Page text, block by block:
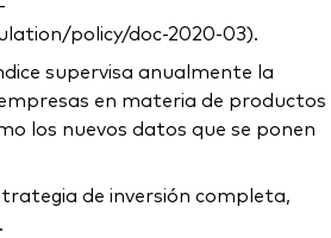
policy/doc-2020-03).
supervisa anualmente la
en materia de productos
los nuevos datos que se ponen
de inversión completa,